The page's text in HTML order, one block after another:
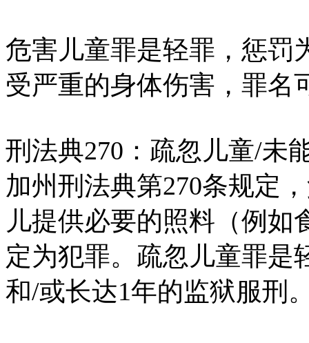
危害儿童罪是轻罪，惩罚
受严重的身体伤害，罪名
刑法典270：疏忽儿童/未
加州刑法典第270条规定
儿提供必要的照料（例如
定为犯罪。疏忽儿童罪是
和/或长达1年的监狱服刑